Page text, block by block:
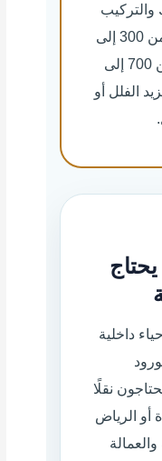
والتركيب
والونش إن احتجته. تبدأ الأسعار من 300 إلى
500 ريال لنقل غرفة واحدة، ومن 700 إلى
الفلل أو
يحتاج
داخلية
نقلًا
أو الرياض